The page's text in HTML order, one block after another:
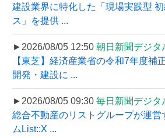
建設業界に特化した「現場実践型
ス」を提供 ...
►2026/08/05 12:50 朝日新聞デジタ
【東芝】経済産業省の令和7年度補
開発・建設に ...
►2026/08/05 09:30 毎日新聞デジタ
総合不動産のリストグループが運営
ムList::X ...